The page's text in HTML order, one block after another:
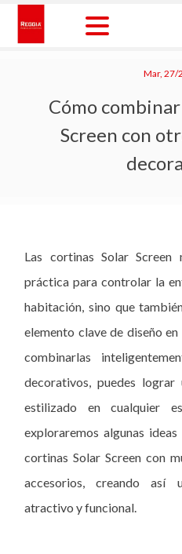
Skip
content
Mar, 27/
Cómo
Screen con
Las cortinas Solar
práctica para controlar la
habitación, sino que
elemento clave de diseño
combinarlas
decorativos, puedes
estilizado en cualquier
exploraremos algunas
cortinas Solar Screen con
accesorios, creando así
atractivo y funcional.